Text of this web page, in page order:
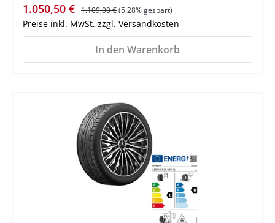
Verkaufspreis:
1.050,50 € Regulärer Preis:
1.109,00 €(5.28% gespart)
Preise inkl. MwSt. zzgl. Versandkosten
In den Warenkorb